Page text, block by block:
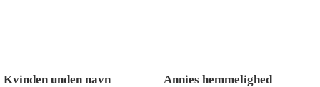
Kvinden unden navn Annies hemmelighed